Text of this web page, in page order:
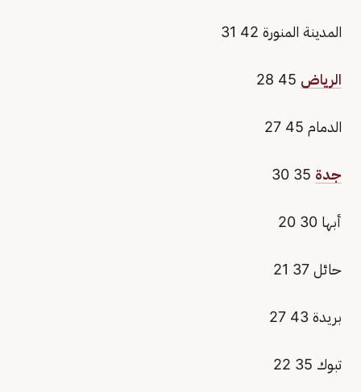
المدينة المنورة 42 31
الرياض
الدمام 45 27
جدة
أبها 30 20
حائل 37 21
بريدة 43 27
تبوك 35 22